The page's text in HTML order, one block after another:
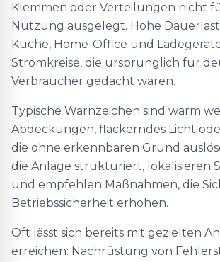
Klemmen oder Verteilungen nicht
Nutzung ausgelegt. Hohe
Küche, Home-Office und
Stromkreise, die ursprünglich für
Verbraucher gedacht waren.
Typische Warnzeichen sind warm
Abdeckungen, flackerndes Licht
die ohne erkennbaren Grund
die Anlage strukturiert, lokalisieren
und empfehlen Maßnahmen, die
Betriebssicherheit erhöhen.
Oft lässt sich bereits mit gezielten
erreichen: Nachrüstung von